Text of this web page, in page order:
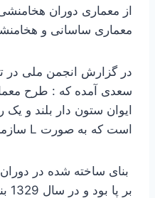
از معماری دوران
معماری ساسانی و
در گزارش انجمن ملی در
سعدی آمده که : طرح
ایوان ستون دار بلند و
است که به صورت L سازماندهی شده اند.